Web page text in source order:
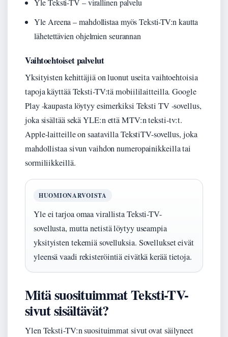
Yle Teksti-TV – virallinen palvelu
Yle Areena – mahdollistaa myös Teksti-TV:n kautta
lähetettävien ohjelmien seurannan
Vaihtoehtoiset palvelut
Yksityisten kehittäjiä on luonut useita vaihtoehtoisia
tapoja käyttää Teksti-TV:tä mobiililaitteilla. Google
Play -kaupasta löytyy esimerkiksi Teksti TV -sovellus,
joka sisältää sekä YLE:n että MTV:n teksti-tv:t.
Apple-laitteille on saatavilla TekstiTV-sovellus, joka
mahdollistaa sivun vaihdon numeropainikkeilla tai
sormiliikkeillä.
HUOMIONARVOISTA
Yle ei tarjoa omaa virallista Teksti-TV-
sovellusta, mutta netistä löytyy useampia
yksityisten tekemiä sovelluksia. Sovellukset eivät
yleensä vaadi rekisteröintiä eivätkä kerää tietoja.
Mitä suosituimmat Teksti-TV-
sivut sisältävät?
Ylen Teksti-TV:n suosituimmat sivut ovat säilyneet